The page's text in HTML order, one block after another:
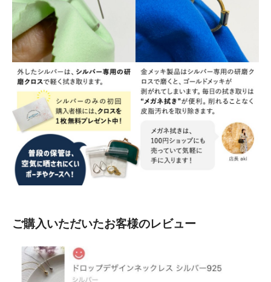
ご購入いただいたお客様のレビュー